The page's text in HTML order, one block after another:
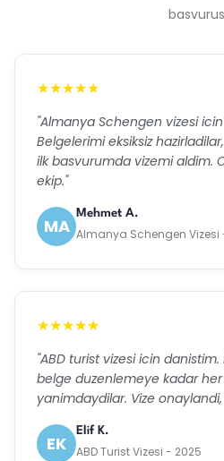
★★★★★
"Almanya Schengen vizesi
Belgelerimi eksiksiz
ilk basvurumda vizemi aldim.
ekip."
MA
Mehmet A.
Almanya Schengen Vizesi
★★★★★
"ABD turist vizesi icin
belge duzenlemeye kadar
yanimdaydilar. Vize
EK
Elif K.
ABD Turist Vizesi - 2025